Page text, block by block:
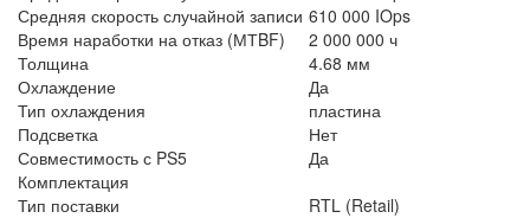
Средняя скорость случайной записи 610 000 IOps
Время наработки на отказ (МТBF)
2 000 000 ч
Толщина
4.68 мм
Охлаждение
Да
Тип охлаждения
пластина
Подсветка
Нет
Совместимость с PS5
Да
Комплектация
Тип поставки
RTL (Retail)